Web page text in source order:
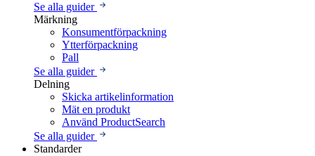
Se alla guider
Märkning
Konsumentförpackning
Ytterförpackning
Pall
Se alla guider
Delning
Skicka artikelinformation
Mät en produkt
Använd ProductSearch
Se alla guider
Standarder